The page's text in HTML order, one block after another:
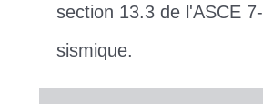
section 13.3 de l'ASCE
sismique.